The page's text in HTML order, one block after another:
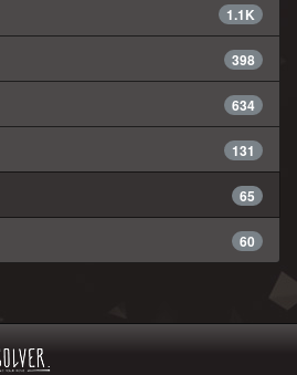
1.1K
398
634
131
65
60